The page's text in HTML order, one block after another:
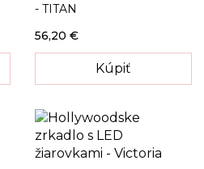
- TITAN
56,20 €
Kúpiť